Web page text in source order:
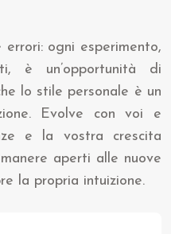
ogni esperimento,
è un’opportunità di
lo stile personale è un
Evolve con voi e
e la vostra crescita
aperti alle nuove
la propria intuizione.